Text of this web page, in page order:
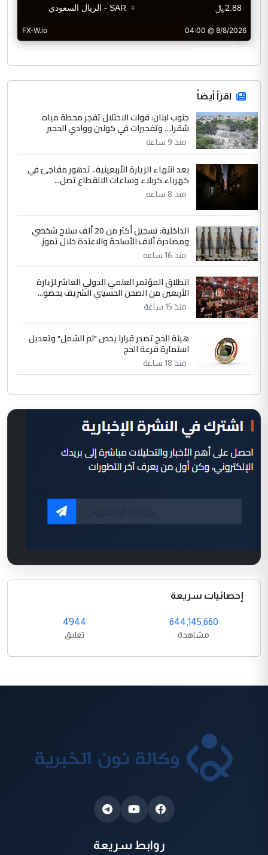
CurrencyRate
اقرأ أيضاً
جنوب لبنان: قوات الاحتلال تفجر محطة مياه
شقرا… وتفجيرات في كونين ووادي الحجير
منذ 9 ساعة
بعد انتهاء الزيارة الأربعينية.. تدهور مفاجئ في
كهرباء كربلاء وساعات الانقطاع تصل...
منذ 8 ساعة
الداخلية: تسجيل أكثر من 20 ألف سلاح شخصي
ومصادرة آلاف الأسلحة والاعتدة خلال تموز
منذ 16 ساعة
انطلاق المؤتمر العلمي الدولي العاشر لزيارة
الأربعين من الصحن الحسيني الشريف بحضو...
منذ 15 ساعة
هيئة الحج تصدر قرارا يخص "لم الشمل" وتعديل
استمارة قرعة الحج
منذ 18 ساعة
إحصائيات سريعة
644,145,660
مشاهدة
4944
تعليق
روابط سريعة